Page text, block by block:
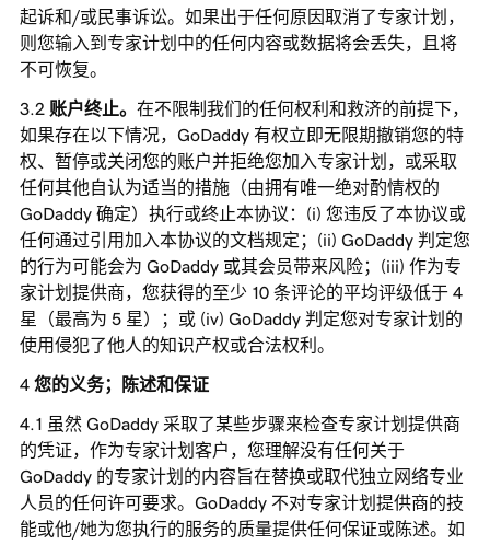
起诉和/或民事诉讼。如果出于任何原因取消了专家计划，
则您输入到专家计划中的任何内容或数据将会丢失，且将
不可恢复。
账户终止。 在不限制我们的任何权利和救济的前提下，
如果存在以下情况，GoDaddy 有权立即无限期撤销您的特
权、暂停或关闭您的账户并拒绝您加入专家计划，或采取
任何其他自认为适当的措施（由拥有唯一绝对酌情权的
GoDaddy 确定）执行或终止本协议：(i) 您违反了本协议或
任何通过引用加入本协议的文档规定；(ii) GoDaddy 判定您
的行为可能会为 GoDaddy 或其会员带来风险；(iii) 作为专
家计划提供商，您获得的至少 10 条评论的平均评级低于 4
星（最高为 5 星）；或 (iv) GoDaddy 判定您对专家计划的
使用侵犯了他人的知识产权或合法权利。
您的义务；陈述和保证
虽然 GoDaddy 采取了某些步骤来检查专家计划提供商
的凭证，作为专家计划客户，您理解没有任何关于
GoDaddy 的专家计划的内容旨在替换或取代独立网络专业
人员的任何许可要求。GoDaddy 不对专家计划提供商的技
能或他/她为您执行的服务的质量提供任何保证或陈述。如